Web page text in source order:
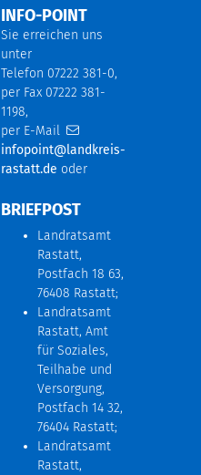
INFO-POINT
Sie erreichen uns
unter
Telefon 07222 381-0,
per Fax 07222 381-
1198,
per E-Mail
infopoint@landkreis-
rastatt.de oder
BRIEFPOST
Landratsamt
Rastatt,
Postfach 18 63,
76408 Rastatt;
Landratsamt
Rastatt, Amt
für Soziales,
Teilhabe und
Versorgung,
Postfach 14 32,
76404 Rastatt;
Landratsamt
Rastatt,